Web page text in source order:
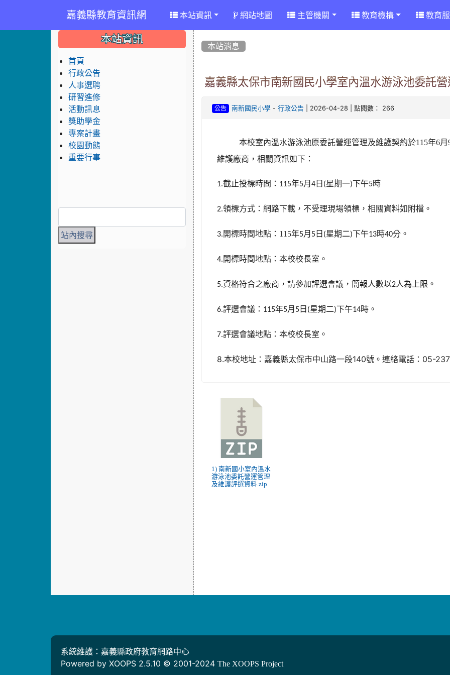
嘉義縣教育資訊網 本站資訊 網站地圖 主管機關 教育機構 教育
本站消息
嘉義縣太保市南新國民小學室內溫水游泳池委託
公告 南新國民小學 - 行政公告 | 2026-04-28 | 點閱數： 266
本校室內溫水游泳池原委託營運管理及維護契約於115年6月
維護廠商，相關資訊如下：
1.截止投標時間： 115年5月4 日 (星期一)下午5時
2.領標方式：網路下載，不受理現場領標，相關資料如附檔。
3.開標時間地點：115年5月 5 日 (星期二)下午13時40分。
4.開標時間地點：本校校長室。
5.資格符合之廠商，請參加評選會議，簡報人數以2人為上限。
6.評選會議： 115年5月 5 日 (星期二)下午14時。
7.評選會議地點：本校校長室。
8.本校地址：嘉義縣太保市中山路一段140號。連絡電話：05-
1) 南新國小室內溫水
游泳池委託營運管理
及維護評選資料.zip
::: 本站資訊
首頁
行政公告
人事選聘
研習進修
活動訊息
獎助學金
專案計畫
校園動態
重要行事
系統維護：嘉義縣政府教育網路中心
Powered by XOOPS 2.5.10 © 2001-2024 The XOOPS Project